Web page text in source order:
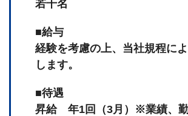
若干名
■給与
経験を考慮の上、当社規程に
します。
■待遇
昇給 年1回（3月）※業績、勤